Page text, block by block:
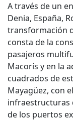
A través de un
Denia, España,
transformación
consta de la
pasajeros
Macorís y en la
cuadrados de
Mayagüez, con
infraestructuras
de los puertos